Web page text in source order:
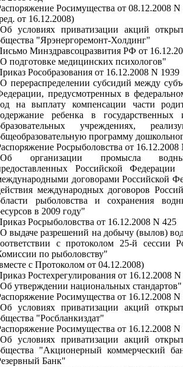
Росимущества от 08.12.2008 N
от 16.12.2008)
условиях приватизации акций
"Ярэнергоремонт-Холдинг"
Минздравсоцразвития РФ от
подготовке медицинских психологов"
Рособразования от 16.12.2008 N 1939
перераспределении субсидий между
предусмотренных в
на выплату компенсации части
ребенка в
учреждениях,
программу
Росрыболовства от 16.12.2008
организации промысла
Российской
договорами Российской
международных договоров
рыболовства и сохранения
в 2009 году"
Росрыболовства от 16.12.2008 N 425
выдаче разрешений на добычу (вылов)
с протоколом 25-й сессии
по рыболовству"
с Протоколом от 04.12.2008)
Ростехрегулирования от 16.12.2008 N
утверждении национальных стандартов"
Росимущества от 16.12.2008 N
условиях приватизации акций
"Росбланкиздат"
Росимущества от 16.12.2008 N
условиях приватизации акций
"Акционерный коммерческий
Банк"